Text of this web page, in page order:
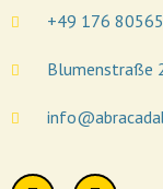
+49 176
Blumenstraße